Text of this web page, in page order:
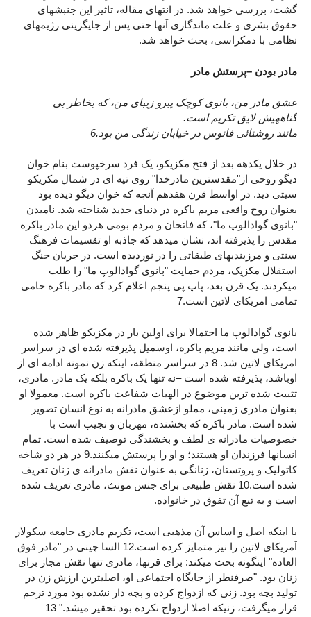
گشت، بررسی خواهد شد. در انتهای مقاله، تاثیر این جنبشهای
حقوق بشری و علت ماندگاری آنها حتی پس از جایگزینی رژیمهای
نظامی با دمکراسی، بحث خواهد شد.
مادر بودن –پرستش مادر
عشق مادر من، بانوی کوچک پیرو زیبای من، که بخاطر بی
گناههیش لایق تکریم است.
مانند روشنائی فانوس در خیابان زندگی من بود.6
در خلال یکدهه بعد از فتح مکزیکو، یک فرد سرخپوست بنام خوان
دیگو روحی از"مقدسترین مادرخدا" روی تپه ای در شمال مکریکو
سیتی دید. در اواسط قرن هفدهم آنچه که خوان دیگو دیده بود
بعنوان روح واقعی مریم باکره در دنیای جدید شناخته شد. نامیدن
"بانوی گوادالوپ ما"، که فاتحان و مردم بومی هردو این مادر باکره
مقدس را پذیرفته اند، نشان میدهد که جاذبه او تقسیمات فرهنگ
سنتی و مرزبندیهای طبقاتی را در نوردیده است. در جریان جنگ
استقلال مکزیک، مردم حمایت "بانوی گوادالوپ ما" را طلب
میکردند. یک قرن بعد، پاپ پی پنجم اعلام کرد که مادر باکره حامی
تمامی امریکای لاتین است.7
بانوی گوادالوپ ما احتمالا برای اولین بار در مکزیکو ظاهر شده
است، ولی مانند مریم باکره، اوسمیل پذیرفته شده ای در سراسر
امریکای لاتین شد. 8 در سراسر منطقه، اینکه زن نمونه ادامه ای از
اوباشد، پذیرفته شده است –نه تنها یک باکره بلکه یک مادر. مادری،
تثبیت شده ترین موضوع در الهیات شفاعت باکره است. معمولا او
بعنوان مادری زمینی، مملو ازعشق مادرانه به نوع انسان تصویر
شده است. مادر باکره که بخشنده، مهربان و نجیب است با
خصوصیات مادرانه ی لطف و بخشندگی توصیف شده است. تمام
انسانها فرزندان او هستند؛ و او را پرستش میکنند.9 در هر دو شاخه
کاتولیک و پروتستان، زنانگی به عنوان نقش مادرانه ی زنان تعریف
شده است.10 نقش طبیعی برای جنس مونث، مادری تعریف شده
است و به تبع آن تفوق در خانواده.
با اینکه اصل و اساس آن مذهبی است، تکریم مادری جامعه سکولار
آمریکای لاتین را نیز متمایز کرده است.12 السا چینی در "مادر فوق
العاده" اینگونه بحث میکند: برای قرنها، مادری تنها نقش مجاز برای
زنان بود. "صرفنطر از جایگاه اجتماعی او، اصلیترین ارزش زن در
تولید بچه بود. زنی که ازدواج کرده و بچه دار نشده بود مورد ترحم
قرار میگرفت، زنیکه اصلا ازدواج نکرده بود تحقیر میشد." 13